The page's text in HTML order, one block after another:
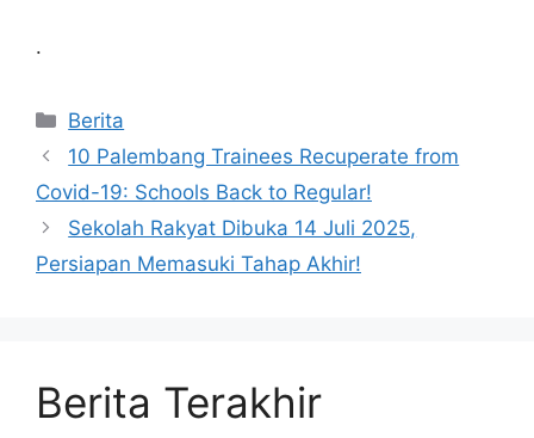
.
Kategori
Berita
10 Palembang Trainees Recuperate from
Covid-19: Schools Back to Regular!
Sekolah Rakyat Dibuka 14 Juli 2025,
Persiapan Memasuki Tahap Akhir!
Berita Terakhir